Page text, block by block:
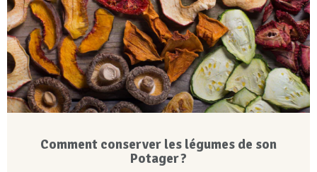
Comment conserver les légumes de son
Potager ?